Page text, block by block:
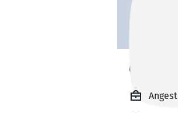
Carina